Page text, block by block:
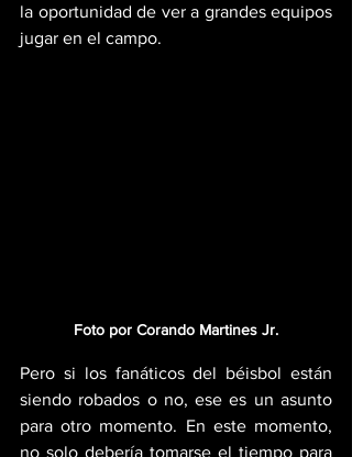
la oportunidad de ver a grandes equipos
jugar en el campo.
Foto por Corando Martines Jr.
Pero si los fanáticos del béisbol están
siendo robados o no, ese es un asunto
para otro momento. En este momento,
no solo debería tomarse el tiempo para